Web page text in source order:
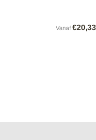
Vanaf€20,33